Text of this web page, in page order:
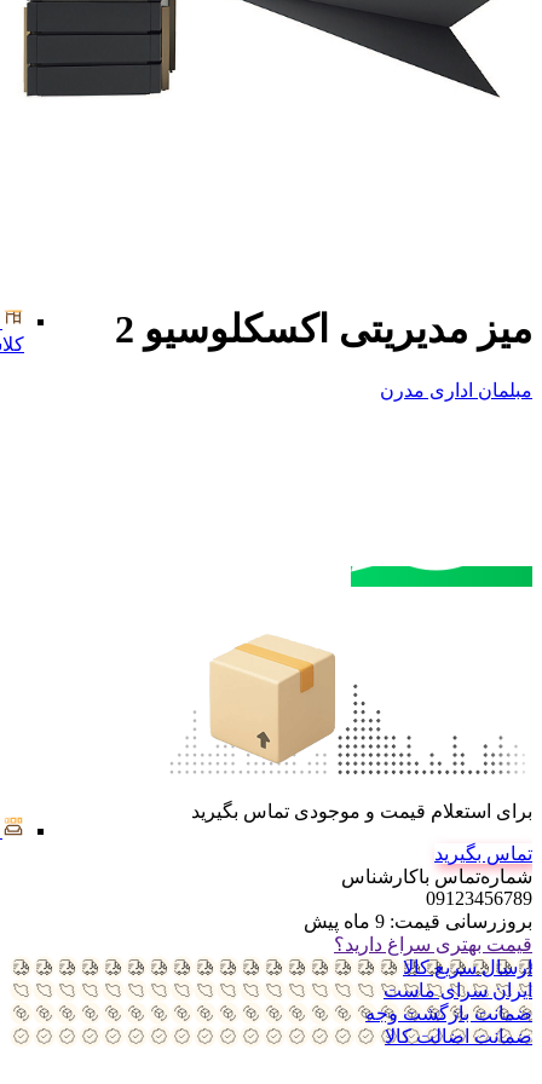
میز مدیریتی اکسکلوسیو 2
مبلمان اداری مدرن
برای استعلام قیمت و موجودی تماس بگیرید
تماس بگیرید
شماره‌تماس‌ با‌کارشناس
09123456789
بروزرسانی قیمت: 9 ماه پیش
قیمت بهتری سراغ دارید؟
ارسال سریع کالا
ایران سرای ماست
ضمانت بازگشت وجه
ضمانت اضالت کالا